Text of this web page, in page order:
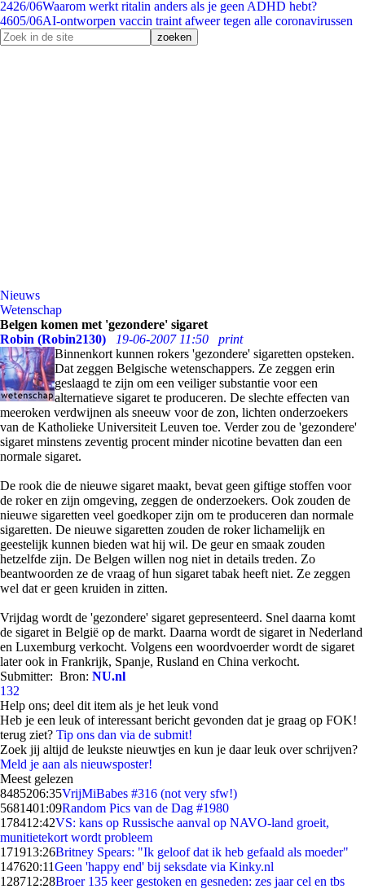
2426/06Waarom werkt ritalin anders als je geen ADHD hebt?
4605/06AI-ontworpen vaccin traint afweer tegen alle coronavirussen
Nieuws
Wetenschap
Belgen komen met 'gezondere' sigaret
Robin (Robin2130)
19-06-2007 11:50
print
Binnenkort kunnen rokers 'gezondere' sigaretten opsteken.
Dat zeggen Belgische wetenschappers. Ze zeggen erin
geslaagd te zijn om een veiliger substantie voor een
alternatieve sigaret te produceren. De slechte effecten van
meeroken verdwijnen als sneeuw voor de zon, lichten onderzoekers
van de Katholieke Universiteit Leuven toe. Verder zou de 'gezondere'
sigaret minstens zeventig procent minder nicotine bevatten dan een
normale sigaret.
De rook die de nieuwe sigaret maakt, bevat geen giftige stoffen voor
de roker en zijn omgeving, zeggen de onderzoekers. Ook zouden de
nieuwe sigaretten veel goedkoper zijn om te produceren dan normale
sigaretten. De nieuwe sigaretten zouden de roker lichamelijk en
geestelijk kunnen bieden wat hij wil. De geur en smaak zouden
hetzelfde zijn. De Belgen willen nog niet in details treden. Zo
beantwoorden ze de vraag of hun sigaret tabak heeft niet. Ze zeggen
wel dat er geen kruiden in zitten.
Vrijdag wordt de 'gezondere' sigaret gepresenteerd. Snel daarna komt
de sigaret in België op de markt. Daarna wordt de sigaret in Nederland
en Luxemburg verkocht. Volgens een woordvoerder wordt de sigaret
later ook in Frankrijk, Spanje, Rusland en China verkocht.
Submitter: Bron: NU.nl
132
Help ons; deel dit item als je het leuk vond
Heb je een leuk of interessant bericht gevonden dat je graag op FOK!
terug ziet? Tip ons dan via de submit!
Zoek jij altijd de leukste nieuwtjes en kun je daar leuk over schrijven?
Meld je aan als nieuwsposter!
Meest gelezen
8485206:35VrijMiBabes #316 (not very sfw!)
5681401:09Random Pics van de Dag #1980
178412:42VS: kans op Russische aanval op NAVO-land groeit,
munitietekort wordt probleem
171913:26Britney Spears: "Ik geloof dat ik heb gefaald als moeder"
147620:11Geen 'happy end' bij seksdate via Kinky.nl
128712:28Broer 135 keer gestoken en gesneden: zes jaar cel en tbs